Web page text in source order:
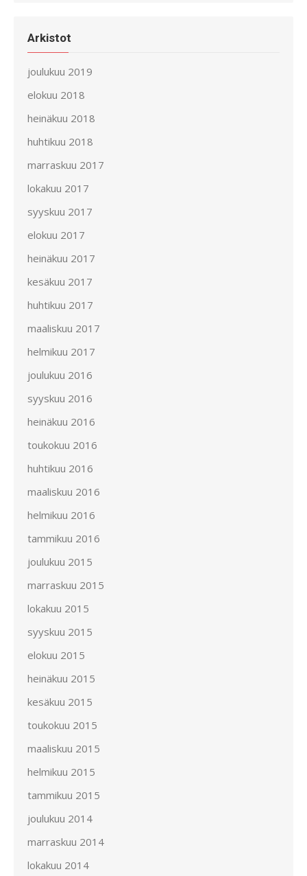
Arkistot
joulukuu 2019
elokuu 2018
heinäkuu 2018
huhtikuu 2018
marraskuu 2017
lokakuu 2017
syyskuu 2017
elokuu 2017
heinäkuu 2017
kesäkuu 2017
huhtikuu 2017
maaliskuu 2017
helmikuu 2017
joulukuu 2016
syyskuu 2016
heinäkuu 2016
toukokuu 2016
huhtikuu 2016
maaliskuu 2016
helmikuu 2016
tammikuu 2016
joulukuu 2015
marraskuu 2015
lokakuu 2015
syyskuu 2015
elokuu 2015
heinäkuu 2015
kesäkuu 2015
toukokuu 2015
maaliskuu 2015
helmikuu 2015
tammikuu 2015
joulukuu 2014
marraskuu 2014
lokakuu 2014